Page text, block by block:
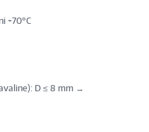
+70°C
D ≤ 8 mm →